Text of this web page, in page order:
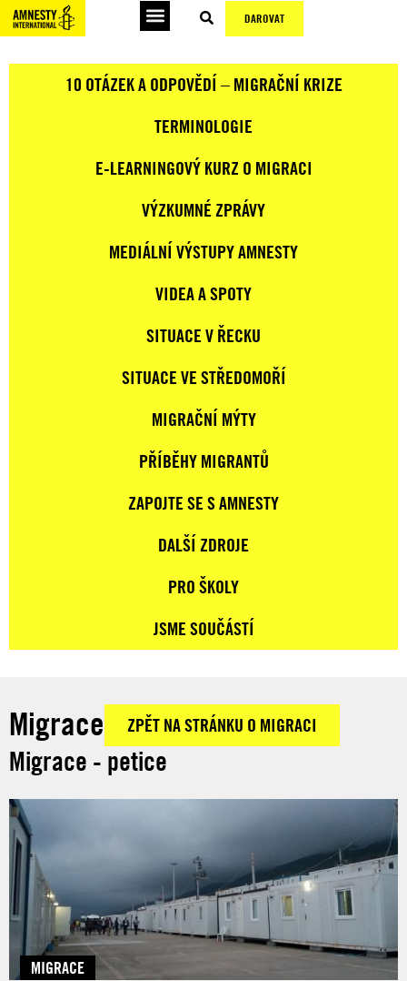
DAROVAT
10 OTÁZEK A ODPOVĚDÍ – MIGRAČNÍ KRIZE
TERMINOLOGIE
E-LEARNINGOVÝ KURZ O MIGRACI
VÝZKUMNÉ ZPRÁVY
MEDIÁLNÍ VÝSTUPY AMNESTY
VIDEA A SPOTY
SITUACE V ŘECKU
SITUACE VE STŘEDOMOŘÍ
MIGRAČNÍ MÝTY
PŘÍBĚHY MIGRANTŮ
ZAPOJTE SE S AMNESTY
DALŠÍ ZDROJE
PRO ŠKOLY
JSME SOUČÁSTÍ
Migrace ZPĚT NA STRÁNKU O MIGRACI
Migrace - petice
MIGRACE